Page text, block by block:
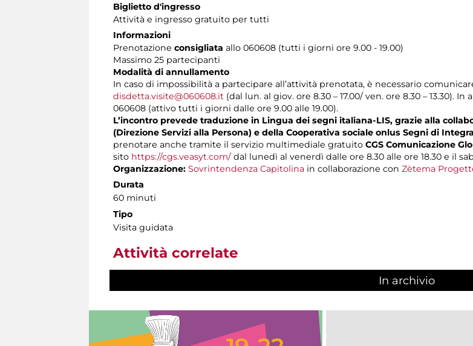
Biglietto d'ingresso
Attività e ingresso gratuito per tutti
Informazioni
Prenotazione consigliata allo 060608 (tutti i giorni ore 9.00 - 19.00)
Massimo 25 partecipanti
Modalità di annullamento
In caso di impossibilità a partecipare all’attività prenotata, è necessario
disdetta.visite@060608.it (dal lun. al giov. ore 8.30 – 17.00/ ven. ore 8.30 – 13.30).
060608 (attivo tutti i giorni dalle ore 9.00 alle 19.00).
L’incontro prevede traduzione in Lingua dei segni italiana-LIS, grazie alla
(Direzione Servizi alla Persona) e della Cooperativa sociale onlus Segni di
prenotare anche tramite il servizio multimediale gratuito CGS Comunicazione
sito https://cgs.veasyt.com/dal lunedì al venerdì dalle ore 8.30 alle ore 18.30 e il
Organizzazione: Sovrintendenza Capitolina in collaborazione con Zètema
Durata
60 minuti
Tipo
Visita guidata
Attività correlate
In archivio